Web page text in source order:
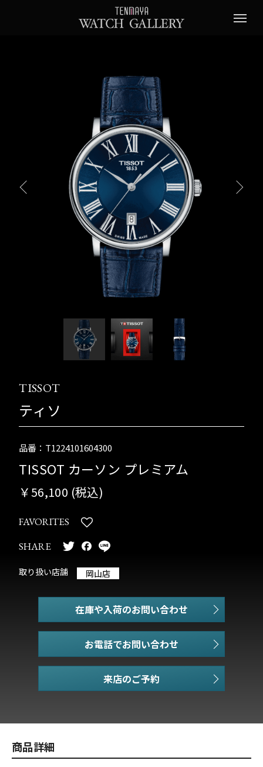
TISSOT
ティソ
品番：T1224101604300
TISSOT カーソン プレミアム
￥56,100 (税込)
FAVORITES
SHARE
取り扱い店舗 岡山店
在庫や入荷のお問い合わせ
お電話でお問い合わせ
商品詳細